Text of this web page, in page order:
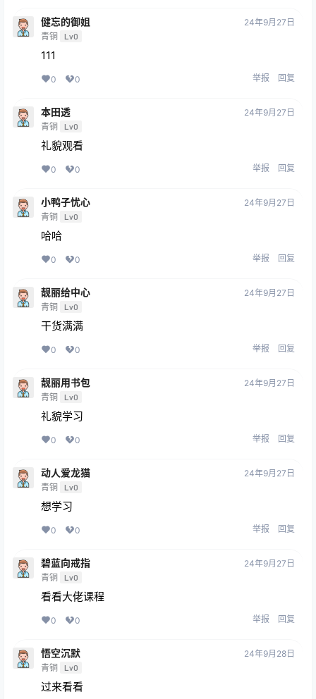
健忘的御姐
青铜 Lv0
24年9月27日
111
0 0 举报 回复
本田透
青铜 Lv0
24年9月27日
礼貌观看
0 0 举报 回复
小鸭子忧心
青铜 Lv0
24年9月27日
哈哈
0 0 举报 回复
靓丽给中心
青铜 Lv0
24年9月27日
干货满满
0 0 举报 回复
靓丽用书包
青铜 Lv0
24年9月27日
礼貌学习
0 0 举报 回复
动人爱龙猫
青铜 Lv0
24年9月27日
想学习
0 0 举报 回复
碧蓝向戒指
青铜 Lv0
24年9月27日
看看大佬课程
0 0 举报 回复
悟空沉默
青铜 Lv0
24年9月28日
过来看看